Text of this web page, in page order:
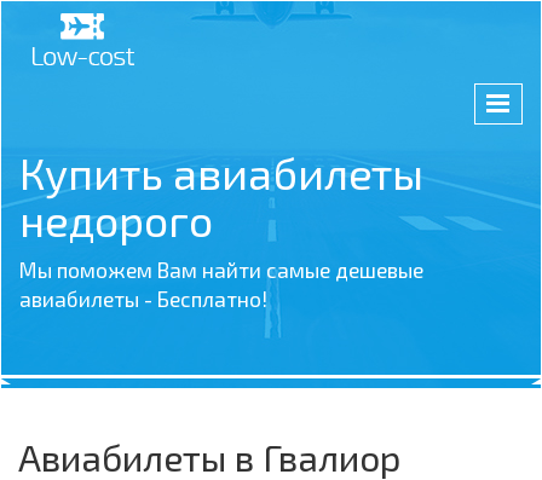
Купить авиабилеты
недорого
Мы поможем Вам найти самые дешевые
авиабилеты - Бесплатно!
Авиабилеты в Гвалиор